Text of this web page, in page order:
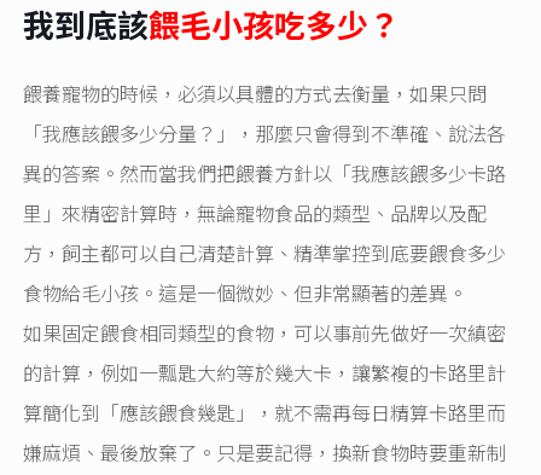
我到底該餵毛小孩吃多少？
餵養寵物的時候，必須以具體的方式去衡量，如果只問
「我應該餵多少分量？」，那麼只會得到不準確、說法各
異的答案。然而當我們把餵養方針以「我應該餵多少卡路
里」來精密計算時，無論寵物食品的類型、品牌以及配
方，飼主都可以自己清楚計算、精準掌控到底要餵食多少
食物給毛小孩。這是一個微妙、但非常顯著的差異。
如果固定餵食相同類型的食物，可以事前先做好一次縝密
的計算，例如一瓢匙大約等於幾大卡，讓繁複的卡路里計
算簡化到「應該餵食幾匙」，就不需再每日精算卡路里而
嫌麻煩、最後放棄了。只是要記得，換新食物時要重新制